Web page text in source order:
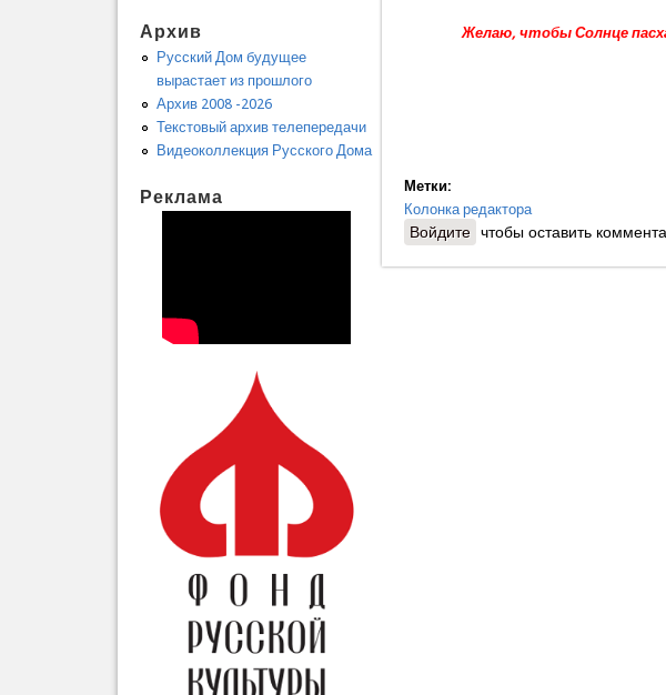
Желаю, чтобы Солнце
Метки:
Колонка редактора
Войдите чтобы оставить
Архив
Русский Дом будущее
вырастает из прошлого
Архив 2008 -2026
Текстовый архив телепередачи
Видеоколлекция Русского Дома
Реклама